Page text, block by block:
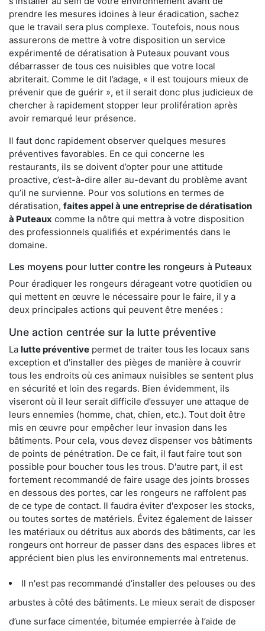
prendre les mesures idoines à leur éradication, sachez
que le travail sera plus complexe. Toutefois, nous nous
assurerons de mettre à votre disposition un service
expérimenté de dératisation à Puteaux pouvant vous
débarrasser de tous ces nuisibles que votre local
abriterait. Comme le dit l’adage, « il est toujours mieux de
prévenir que de guérir », et il serait donc plus judicieux de
chercher à rapidement stopper leur prolifération après
avoir remarqué leur présence.
Il faut donc rapidement observer quelques mesures
préventives favorables. En ce qui concerne les
restaurants, ils se doivent d’opter pour une attitude
proactive, c’est-à-dire aller au-devant du problème avant
qu’il ne survienne. Pour vos solutions en termes de
dératisation, faites appel à une entreprise de dératisation
à Puteaux comme la nôtre qui mettra à votre disposition
des professionnels qualifiés et expérimentés dans le
domaine.
Les moyens pour lutter contre les rongeurs à Puteaux
Pour éradiquer les rongeurs dérageant votre quotidien ou
qui mettent en œuvre le nécessaire pour le faire, il y a
deux principales actions qui peuvent être menées :
Une action centrée sur la lutte préventive
La lutte préventive permet de traiter tous les locaux sans
exception et d'installer des pièges de manière à couvrir
tous les endroits où ces animaux nuisibles se sentent plus
en sécurité et loin des regards. Bien évidemment, ils
viseront où il leur serait difficile d’essuyer une attaque de
leurs ennemies (homme, chat, chien, etc.). Tout doit être
mis en œuvre pour empêcher leur invasion dans les
bâtiments. Pour cela, vous devez dispenser vos bâtiments
de points de pénétration. De ce fait, il faut faire tout son
possible pour boucher tous les trous. D'autre part, il est
fortement recommandé de faire usage des joints brosses
en dessous des portes, car les rongeurs ne raffolent pas
de ce type de contact. Il faudra éviter d'exposer les stocks,
ou toutes sortes de matériels. Évitez également de laisser
les matériaux ou détritus aux abords des bâtiments, car les
rongeurs ont horreur de passer dans des espaces libres et
apprécient bien plus les environnements mal entretenus.
Il n'est pas recommandé d’installer des pelouses ou des
arbustes à côté des bâtiments. Le mieux serait de disposer
d’une surface cimentée, bitumée empierrée à l’aide de